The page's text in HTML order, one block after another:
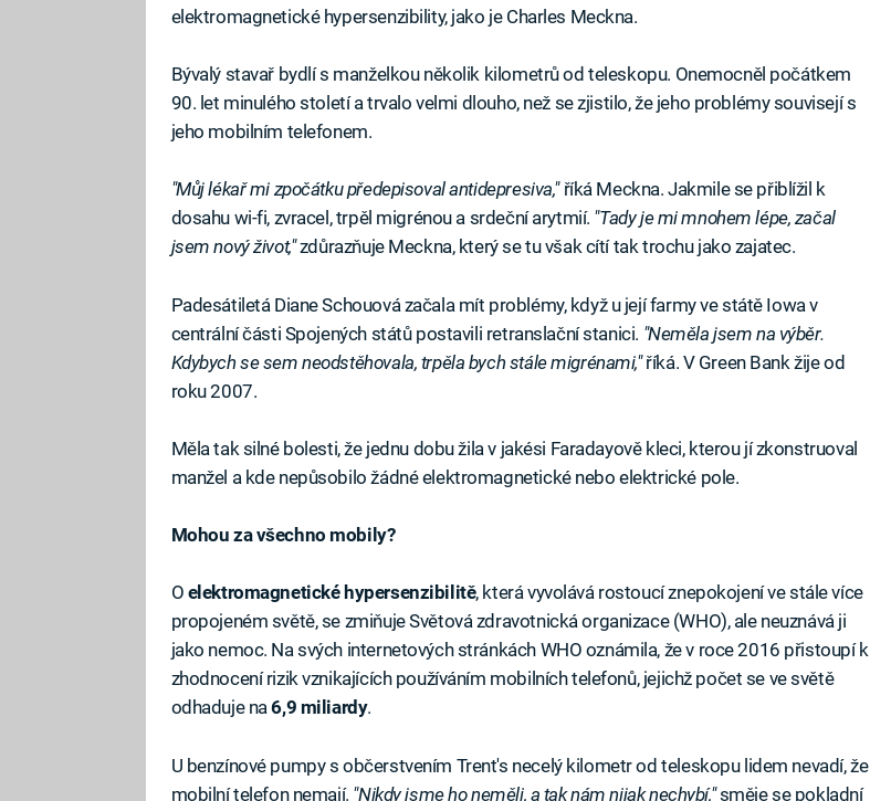
elektromagnetické hypersenzibility, jako je Charles Meckna.
Bývalý stavař bydlí s manželkou několik kilometrů od teleskopu. Onemocněl počátkem
90. let minulého století a trvalo velmi dlouho, než se zjistilo, že jeho problémy souvisejí s
jeho mobilním telefonem.
"Můj lékař mi zpočátku předepisoval antidepresiva,"říká Meckna. Jakmile se přiblížil k
dosahu wi-fi, zvracel, trpěl migrénou a srdeční arytmií. "Tady je mi mnohem lépe, začal
jsem nový život,"zdůrazňuje Meckna, který se tu však cítí tak trochu jako zajatec.
Padesátiletá Diane Schouová začala mít problémy, když u její farmy ve státě Iowa v
centrální části Spojených států postavili retranslační stanici. "Neměla jsem na výběr.
Kdybych se sem neodstěhovala, trpěla bych stále migrénami,"říká. V Green Bank žije od
roku 2007.
Měla tak silné bolesti, že jednu dobu žila v jakési Faradayově kleci, kterou jí zkonstruoval
manžel a kde nepůsobilo žádné elektromagnetické nebo elektrické pole.
Mohou za všechno mobily?
O elektromagnetické hypersenzibilitě, která vyvolává rostoucí znepokojení ve stále více
propojeném světě, se zmiňuje Světová zdravotnická organizace (WHO), ale neuznává ji
jako nemoc. Na svých internetových stránkách WHO oznámila, že v roce 2016 přistoupí k
zhodnocení rizik vznikajících používáním mobilních telefonů, jejichž počet se ve světě
odhaduje na6,9 miliardy.
U benzínové pumpy s občerstvením Trent's necelý kilometr od teleskopu lidem nevadí, že
mobilní telefon nemají. "Nikdy jsme ho neměli, a tak nám nijak nechybí,"směje se pokladní